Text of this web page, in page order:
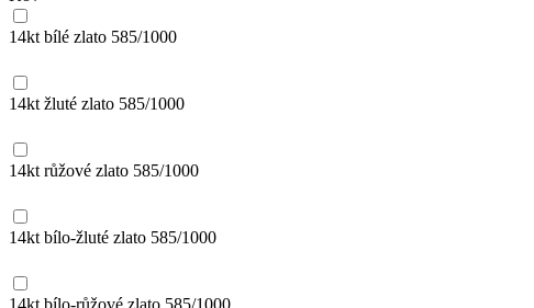
14kt bílé zlato 585/1000
14kt žluté zlato 585/1000
14kt růžové zlato 585/1000
14kt bílo-žluté zlato 585/1000
14kt bílo-růžové zlato 585/1000